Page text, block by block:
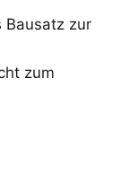
Bausatz zur
zum